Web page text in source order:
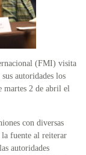
(FMI) visita
autoridades los
martes 2 de abril el
con diversas
fuente al reiterar
autoridades